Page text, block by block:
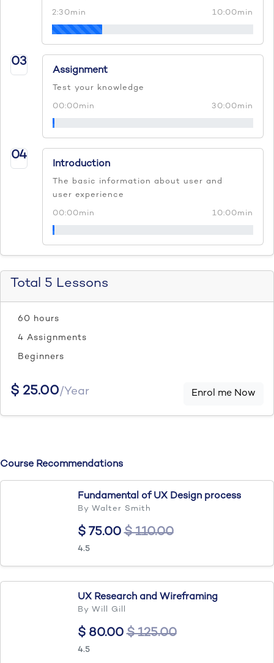
2:30min 10:00min
03
Assignment
Test your knowledge
00:00min 30:00min
04
Introduction
The basic information about user and
user experience
00:00min 10:00min
Total 5 Lessons
60 hours
4 Assignments
Beginners
$ 25.00/Year Enrol me Now
Course Recommendations
Fundamental of UX Design process
By Walter Smith
$ 75.00$ 110.00
4.5
UX Research and Wireframing
By Will Gill
$ 80.00$ 125.00
4.5